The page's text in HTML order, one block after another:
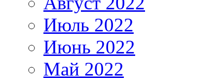
Июль 2022
Июнь 2022
Май 2022